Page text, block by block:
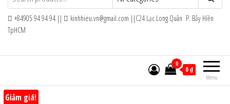
+84905 94 94 94 ||
kinhhieu.vn@gmail.com ||C24 Lạc Long Quân P. Bảy Hiền
TpHCM
Menu
0
0 ₫
Giảm giá!